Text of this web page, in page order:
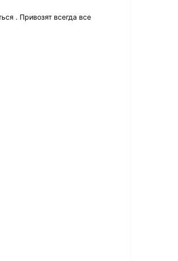
. Привозят всегда все